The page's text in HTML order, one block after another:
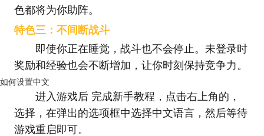
色都将为你助阵。
特色三：不间断战斗
即使你正在睡觉，战斗也不会停止。未登录时
奖励和经验也会不断增加，让你时刻保持竞争力。
如何设置中文
进入游戏后 完成新手教程，点击右上角的，
选择，在弹出的选项框中选择中文语言，然后等待
游戏重启即可。